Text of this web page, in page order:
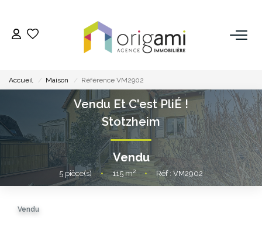
ACHETER
LOUER
VENDRE
Accueil Maison Référence VM2902
Vendu Et C'est PliÉ !
Stotzheim
Vendu
5 pièce(s) • 115m² • Réf : VM2902
Vendu